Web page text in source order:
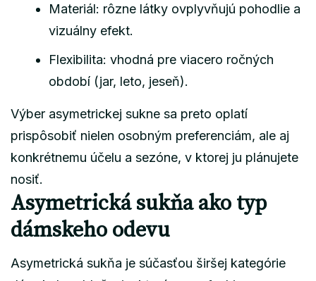
Materiál: rôzne látky ovplyvňujú pohodlie a
vizuálny efekt.
Flexibilita: vhodná pre viacero ročných
období (jar, leto, jeseň).
Výber asymetrickej sukne sa preto oplatí
prispôsobiť nielen osobným preferenciám, ale aj
konkrétnemu účelu a sezóne, v ktorej ju plánujete
nosiť.
Asymetrická sukňa ako typ
dámskeho odevu
Asymetrická sukňa je súčasťou širšej kategórie